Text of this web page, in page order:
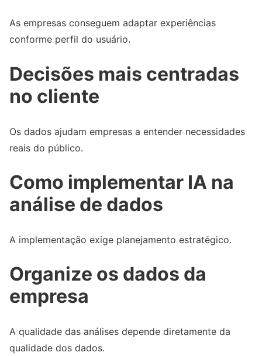
As empresas conseguem adaptar experiências
conforme perfil do usuário.
Decisões mais centradas
no cliente
Os dados ajudam empresas a entender necessidades
reais do público.
Como implementar IA na
análise de dados
A implementação exige planejamento estratégico.
Organize os dados da
empresa
A qualidade das análises depende diretamente da
qualidade dos dados.